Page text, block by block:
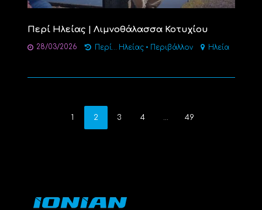
Περί Ηλείας | Λιμνοθάλασσα Κοτυχίου
28/03/2026 Περί... Ηλείας • Περιβάλλον Ηλεία
1 2 3 4 49